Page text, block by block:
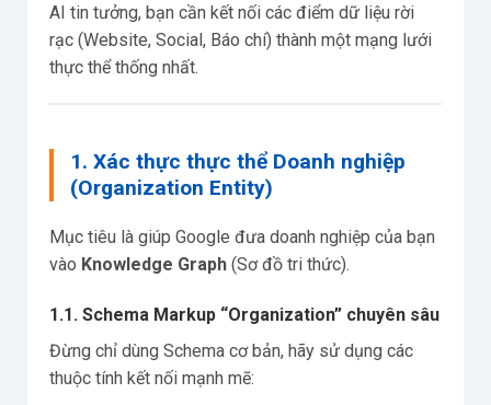
AI tin tưởng, bạn cần kết nối các điểm dữ liệu rời
rạc (Website, Social, Báo chí) thành một mạng lưới
thực thể thống nhất.
1. Xác thực thực thể Doanh nghiệp
(Organization Entity)
Mục tiêu là giúp Google đưa doanh nghiệp của bạn
vào Knowledge Graph (Sơ đồ tri thức).
1.1. Schema Markup “Organization” chuyên sâu
Đừng chỉ dùng Schema cơ bản, hãy sử dụng các
thuộc tính kết nối mạnh mẽ: